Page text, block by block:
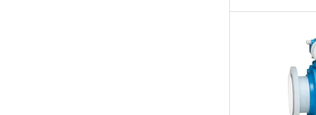
высокоточные